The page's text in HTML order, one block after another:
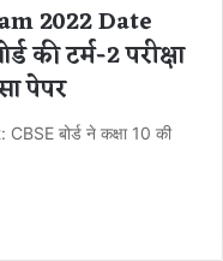
2022 Date
की टर्म-2 परीक्षा
पेपर
बोर्ड ने कक्षा 10 की